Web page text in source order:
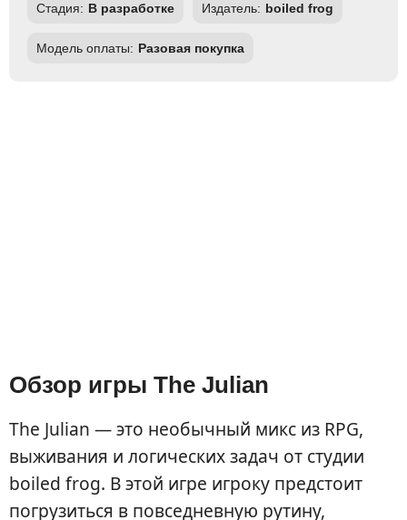
Стадия: В разработке Издатель: boiled frog
Модель оплаты: Разовая покупка
Обзор игры The Julian
The Julian — это необычный микс из RPG,
выживания и логических задач от студии
boiled frog. В этой игре игроку предстоит
погрузиться в повседневную рутину,